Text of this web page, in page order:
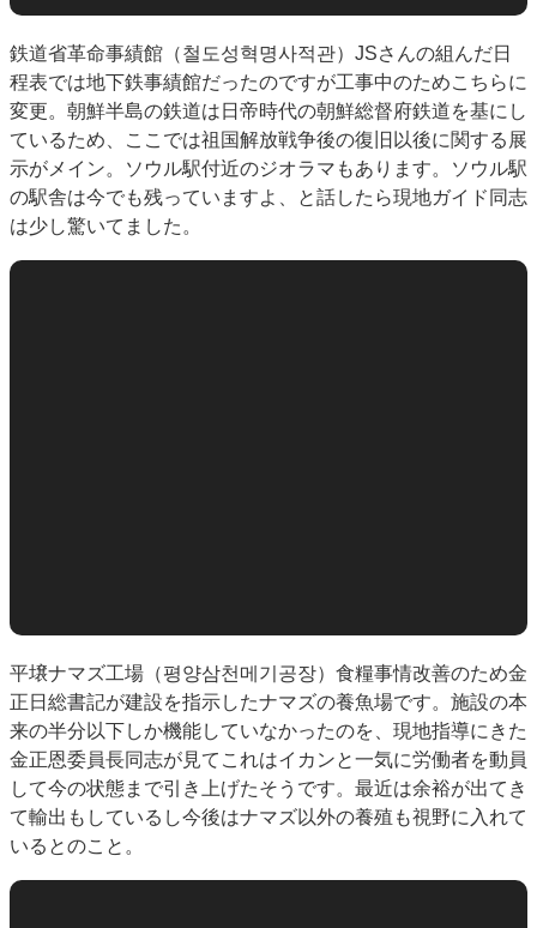
鉄道省革命事績館（철도성혁명사적관）JSさんの組んだ日
程表では地下鉄事績館だったのですが工事中のためこちらに
変更。朝鮮半島の鉄道は日帝時代の朝鮮総督府鉄道を基にし
ているため、ここでは祖国解放戦争後の復旧以後に関する展
示がメイン。ソウル駅付近のジオラマもあります。ソウル駅
の駅舎は今でも残っていますよ、と話したら現地ガイド同志
は少し驚いてました。
平壌ナマズ工場（평양삼천메기공장）食糧事情改善のため金
正日総書記が建設を指示したナマズの養魚場です。施設の本
来の半分以下しか機能していなかったのを、現地指導にきた
金正恩委員長同志が見てこれはイカンと一気に労働者を動員
して今の状態まで引き上げたそうです。最近は余裕が出てき
て輸出もしているし今後はナマズ以外の養殖も視野に入れて
いるとのこと。